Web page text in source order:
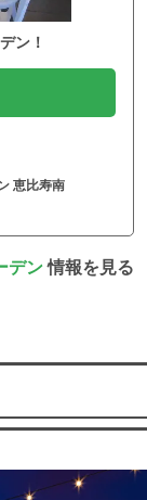
ン！
恵比寿南
デン情報を見る